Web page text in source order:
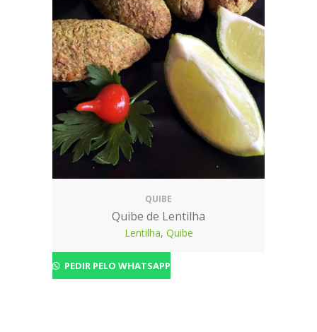
QUIBE
Quibe de Lentilha
Lentilha, Quibe
PEDIR PELO WHATSAPP